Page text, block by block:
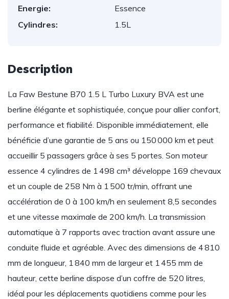
Energie:
Essence
Cylindres:
1.5L
Description
La Faw Bestune B70 1.5 L Turbo Luxury BVA est une
berline élégante et sophistiquée, conçue pour allier confort,
performance et fiabilité. Disponible immédiatement, elle
bénéficie d’une garantie de 5 ans ou 150 000 km et peut
accueillir 5 passagers grâce à ses 5 portes. Son moteur
essence 4 cylindres de 1 498 cm³ développe 169 chevaux
et un couple de 258 Nm à 1 500 tr/min, offrant une
accélération de 0 à 100 km/h en seulement 8,5 secondes
et une vitesse maximale de 200 km/h. La transmission
automatique à 7 rapports avec traction avant assure une
conduite fluide et agréable. Avec des dimensions de 4 810
mm de longueur, 1 840 mm de largeur et 1 455 mm de
hauteur, cette berline dispose d’un coffre de 520 litres,
idéal pour les déplacements quotidiens comme pour les